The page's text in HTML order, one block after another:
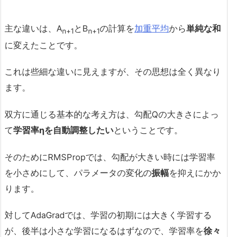
主な違いは、An+1 とBn+1の計算を加重平均から単純な和
に変えたことです。
これは些細な違いに見えますが、その思想は全く異なり
ます。
双方に通じる基本的な考え方は、勾配Qの大きさによっ
て学習率ηを自動調整したいということです。
そのためにRMSPropでは、勾配が大きい時には学習率
を小さめにして、パラメータの変化の振幅を抑えにかか
ります。
対してAdaGradでは、学習の初期には大きく学習する
が、後半は小さな学習になるはずなので、学習率を徐々